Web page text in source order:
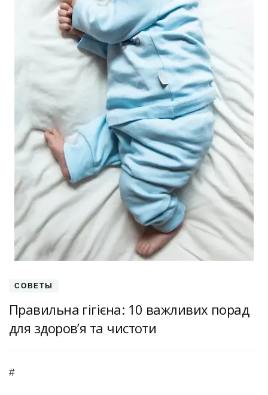
СОВЕТЫ
Правильна гігієна: 10 важливих порад
для здоров’я та чистоти
#